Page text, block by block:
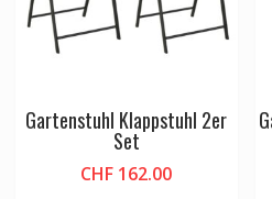
Gartenstuhl Klappstuhl 2er
Set
CHF 162.00